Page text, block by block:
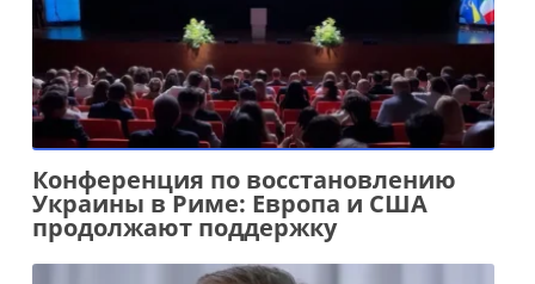
Конференция по восстановлению
Украины в Риме: Европа и США
продолжают поддержку